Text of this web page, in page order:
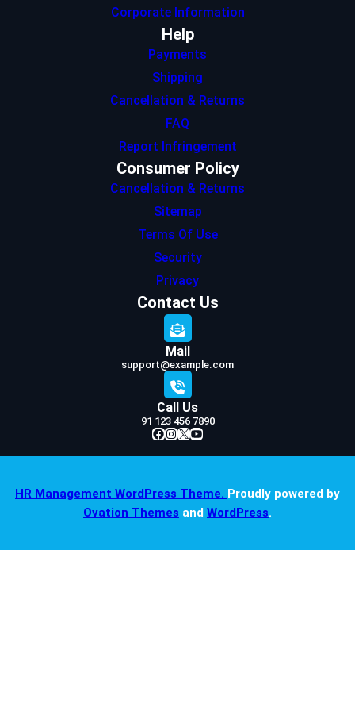
Corporate Information
Help
Payments
Shipping
Cancellation & Returns
FAQ
Report Infringement
Consumer Policy
Cancellation & Returns
Sitemap
Terms Of Use
Security
Privacy
Contact Us
Mail
support@example.com
Call Us
91 123 456 7890
Facebook InstagramX YouTube
HR Management WordPress Theme. Proudly powered by
Ovation Themes and WordPress.